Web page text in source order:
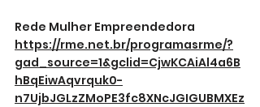
Rede Mulher Empreendedora
https://rme.net.br/programasrme/?
gad_source=1&gclid=CjwKCAiAl4a6B
hBqEiwAqvrquk0-
n7UjbJGLzZMoPE3fc8XNcJGIGUBMXEz